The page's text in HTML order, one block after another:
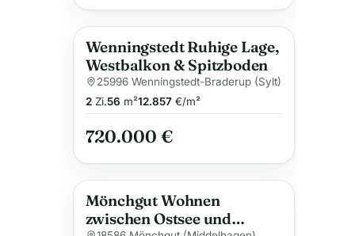
Wenningstedt Ruhige Lage,
Westbalkon & Spitzboden
25996 Wenningstedt-Braderup (Sylt)
2Zi.56 m²12.857€/m²
720.000 €
Mönchgut Wohnen
zwischen Ostsee und